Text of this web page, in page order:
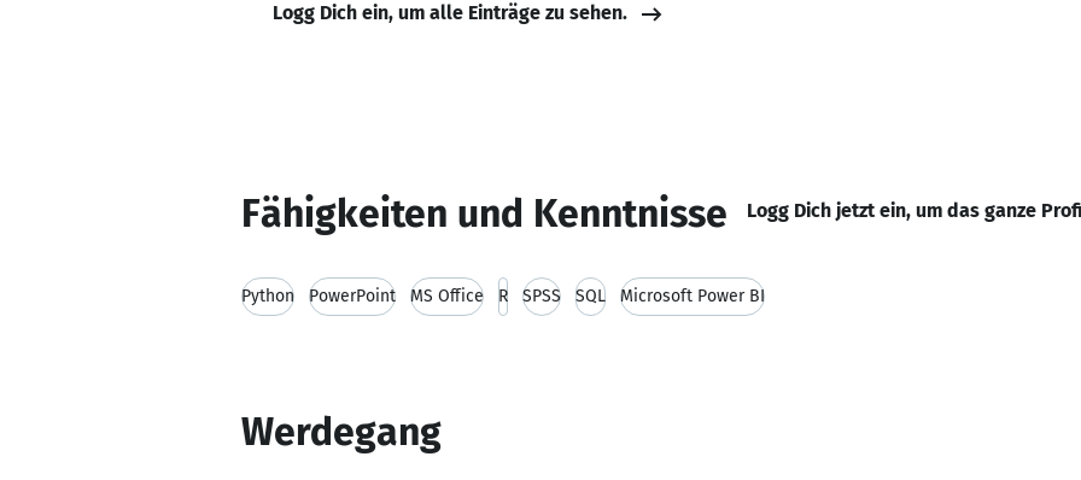
Logg Dich ein, um alle Einträge zu sehen.
Fähigkeiten und Kenntnisse Logg Dich jetzt ein, um das ganze
Python PowerPoint MS Office R SPSS SQL Microsoft Power BI
Werdegang